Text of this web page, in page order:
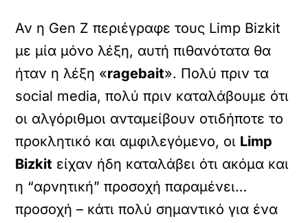
Αν η Gen Z περιέγραφε τους Limp Bizkit
με μία μόνο λέξη, αυτή πιθανότατα θα
ήταν η λέξη «ragebait». Πολύ πριν τα
social media, πολύ πριν καταλάβουμε ότι
οι αλγόριθμοι ανταμείβουν οτιδήποτε το
προκλητικό και αμφιλεγόμενο, οι Limp
Bizkit είχαν ήδη καταλάβει ότι ακόμα και
η “αρνητική” προσοχή παραμένει…
προσοχή – κάτι πολύ σημαντικό για ένα